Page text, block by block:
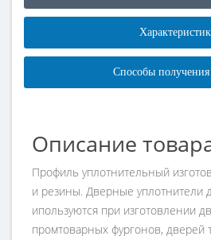
Способы получения
Описание
Профиль уплотнительный
и резины. Дверные уплотнители
ипользуются при изготовлении
промтоварных фургонов, дверей